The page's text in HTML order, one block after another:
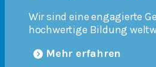
Wir sind eine engagierte
hochwertige Bildung
Mehr erfahren